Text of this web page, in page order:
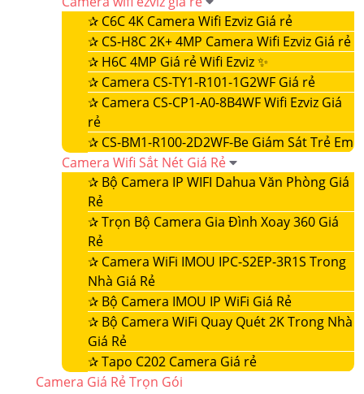
✰ C6C 4K Camera Wifi Ezviz Giá rẻ
✰ CS-H8C 2K+ 4MP Camera Wifi Ezviz Giá rẻ
✰ H6C 4MP Giá rẻ Wifi Ezviz ✨
✰ Camera CS-TY1-R101-1G2WF Giá rẻ
✰ Camera CS-CP1-A0-8B4WF Wifi Ezviz Giá
rẻ
✰ CS-BM1-R100-2D2WF-Be Giám Sát Trẻ Em
Camera Wifi Sắt Nét Giá Rẻ
✰ Bộ Camera IP WIFI Dahua Văn Phòng Giá
Rẻ
✰Trọn Bộ Camera Gia Đình Xoay 360 Giá
Rẻ
✰ Camera WiFi IMOU IPC-S2EP-3R1S Trong
Nhà Giá Rẻ
✰ Bộ Camera IMOU IP WiFi Giá Rẻ
✰ Bộ Camera WiFi Quay Quét 2K Trong Nhà
Giá Rẻ
✰Tapo C202 Camera Giá rẻ
Camera Giá Rẻ Trọn Gói